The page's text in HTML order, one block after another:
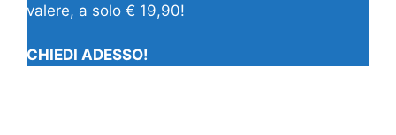
valere, a solo € 19,90!
CHIEDI ADESSO!